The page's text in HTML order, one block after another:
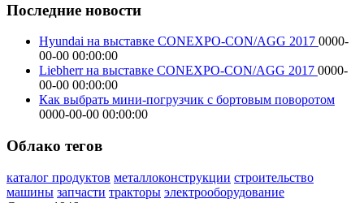
Последние новости
Hyundai на выставке CONEXPO-CON/AGG 2017 0000-
00-00 00:00:00
Liebherr на выставке CONEXPO-CON/AGG 2017 0000-
00-00 00:00:00
Как выбрать мини-погрузчик с бортовым поворотом
0000-00-00 00:00:00
Облако тегов
каталог продуктов металлоконструкции строительство
машины запчасти тракторы электрооборудование